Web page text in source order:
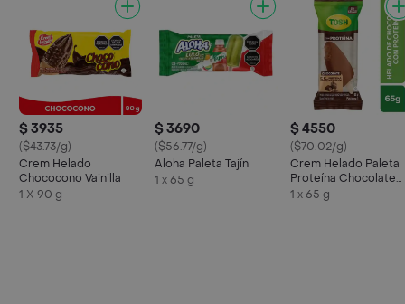
$ 3935
($43.73/g)
Crem Helado
Chococono Vainilla
1 X 90 g
$ 3690
($56.77/g)
Aloha Paleta Tajín
1 x 65 g
$ 4550
($70.02/g)
Crem Helado Paleta
Proteína Chocolate
Tosh
1 x 65 g